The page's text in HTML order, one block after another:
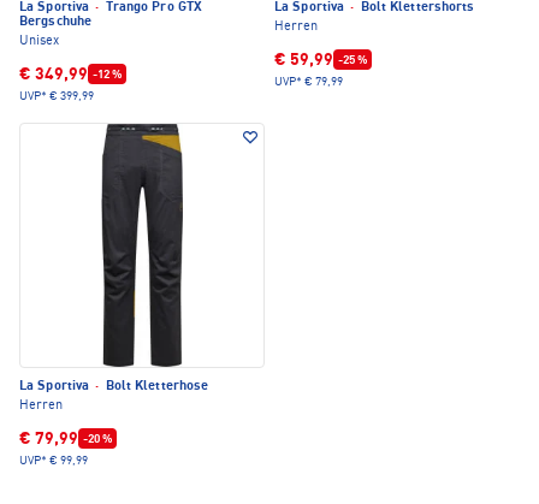
La Sportiva ·
Trango Pro GTX
Bergschuhe
Unisex
€ 349,99 -12 %
UVP* € 399,99
La Sportiva ·
Bolt Klettershorts
Herren
€ 59,99 -25 %
UVP* € 79,99
La Sportiva ·
Bolt Kletterhose
Herren
€ 79,99 -20 %
UVP* € 99,99